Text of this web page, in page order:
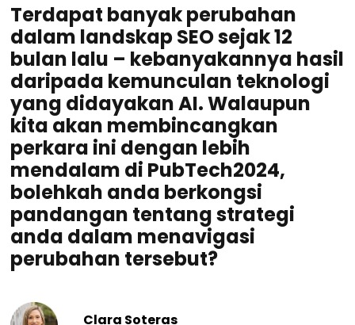
Terdapat banyak perubahan
dalam landskap SEO sejak 12
bulan lalu – kebanyakannya hasil
daripada kemunculan teknologi
yang didayakan AI. Walaupun
kita akan membincangkan
perkara ini dengan lebih
mendalam di PubTech2024,
bolehkah anda berkongsi
pandangan tentang strategi
anda dalam menavigasi
perubahan tersebut?
Clara Soteras